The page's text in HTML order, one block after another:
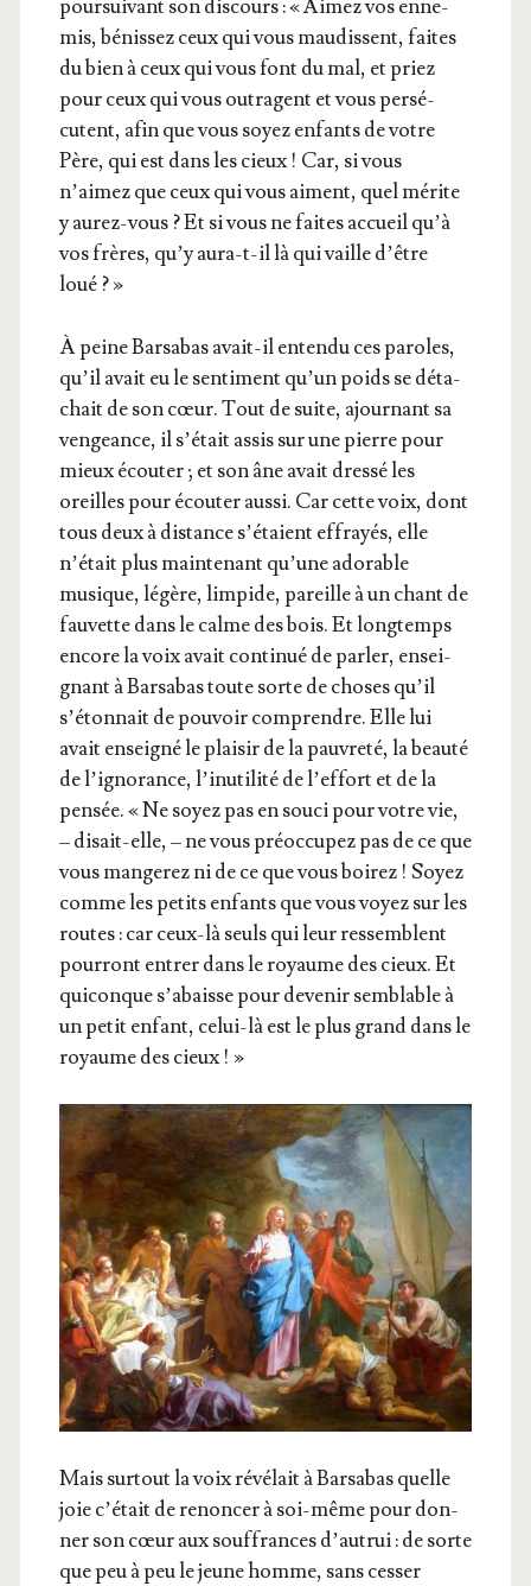
pour­sui­vant son dis­cours : « Aimez vos enne­
mis, bénis­sez ceux qui vous mau­dissent, faites
du bien à ceux qui vous font du mal, et priez
pour ceux qui vous outragent et vous per­sé­
cutent, afin que vous soyez enfants de votre
Père, qui est dans les cieux ! Car, si vous
n’aimez que ceux qui vous aiment, quel mérite
y aurez-vous ? Et si vous ne faites accueil qu’à
vos frères, qu’y aura-t-il là qui vaille d’être
loué ? »
À peine Bar­sa­bas avait-il enten­du ces paroles,
qu’il avait eu le sen­ti­ment qu’un poids se déta­
chait de son cœur. Tout de suite, ajour­nant sa
ven­geance, il s’était assis sur une pierre pour
mieux écou­ter ; et son âne avait dres­sé les
oreilles pour écou­ter aus­si. Car cette voix, dont
tous deux à dis­tance s’étaient effrayés, elle
n’était plus main­te­nant qu’une ado­rable
musique, légère, lim­pide, pareille à un chant de
fau­vette dans le calme des bois. Et long­temps
encore la voix avait conti­nué de par­ler, ensei­
gnant à Bar­sa­bas toute sorte de choses qu’il
s’étonnait de pou­voir com­prendre. Elle lui
avait ensei­gné le plai­sir de la pau­vre­té, la beau­té
de l’ignorance, l’inutilité de l’effort et de la
pen­sée. « Ne soyez pas en sou­ci pour votre vie,
– disait-elle, – ne vous pré­oc­cu­pez pas de ce que
vous man­ge­rez ni de ce que vous boi­rez ! Soyez
comme les petits enfants que vous voyez sur les
routes : car ceux-là seuls qui leur res­semblent
pour­ront entrer dans le royaume des cieux. Et
qui­conque s’abaisse pour deve­nir sem­blable à
un petit enfant, celui-là est le plus grand dans le
royaume des cieux ! »
Mais sur­tout la voix révé­lait à Bar­sa­bas quelle
joie c’était de renon­cer à soi-même pour don­
ner son cœur aux souf­frances d’autrui : de sorte
que peu à peu le jeune homme, sans ces­ser